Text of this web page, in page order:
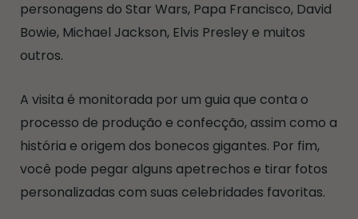
personagens do Star Wars, Papa Francisco, David
Bowie, Michael Jackson, Elvis Presley e muitos
outros.
A visita é monitorada por um guia que conta o
processo de produção e confecção, assim como a
história e origem dos bonecos gigantes. Por fim,
você pode pegar alguns apetrechos e tirar fotos
personalizadas com suas celebridades favoritas.